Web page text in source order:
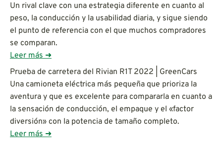
Un rival clave con una estrategia diferente en cuanto al
peso, la conducción y la usabilidad diaria, y sigue siendo
el punto de referencia con el que muchos compradores
se comparan.
Leer más ➜
Prueba de carretera del Rivian R1T 2022 | GreenCars
Una camioneta eléctrica más pequeña que prioriza la
aventura y que es excelente para compararla en cuanto a
la sensación de conducción, el empaque y el «factor
diversión» con la potencia de tamaño completo.
Leer más ➜